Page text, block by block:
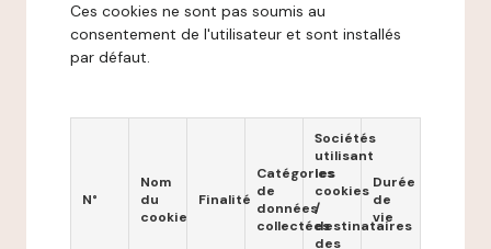
Ces cookies ne sont pas soumis au
consentement de l'utilisateur et sont installés
par défaut.
N°
Nom
du
cookie
Finalité
Catégories
de
données
collectées
Sociétés
utilisant
les
cookies
/
destinataires
des
Durée
de
vie